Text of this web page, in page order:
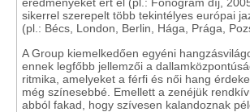
sikerrel szerepelt több tekintélyes európai
(pl.: Bécs, London, Berlin, Hága, Prága,
A Group kiemelkedően egyéni
ennek legfőbb jellemzői a
ritmika, amelyeket a férfi és női hang
még színesebbé. Emellett a zenéjük
abból fakad, hogy szívesen kalandoznak